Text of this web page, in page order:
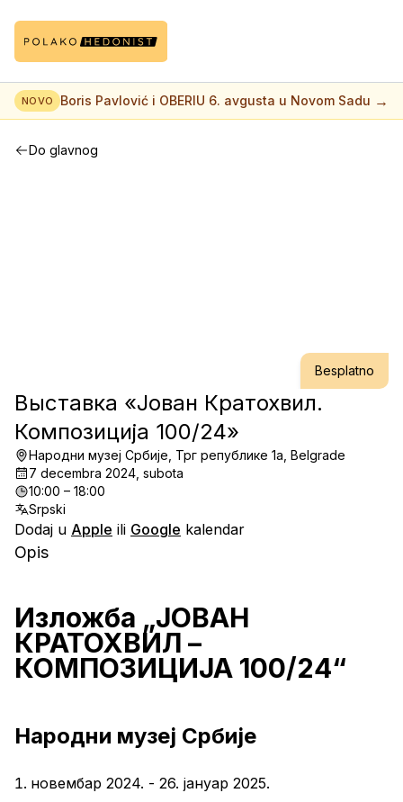
NOVO Boris Pavlović i OBERIU 6. avgusta u Novom Sadu →
Do glavnog
Besplatno
Выставка «Јован Кратохвил.
Композиција 100/24»
Народни музеј Србије, Трг републике 1а, Belgrade
7 decembra 2024, subota
10:00 – 18:00
Srpski
Dodaj u Apple ili Google kalendar
Opis
Изложба „ЈОВАН
КРАТОХВИЛ –
КОМПОЗИЦИЈА 100/24“
Народни музеј Србије
новембар 2024. - 26. јануар 2025.